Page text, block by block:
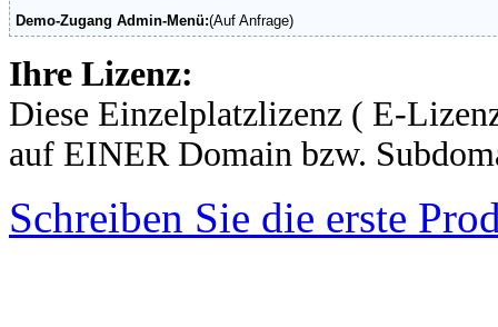
Demo-Zugang Admin-Menü:(Auf Anfrage)
Ihre Lizenz:
Diese Einzelplatzlizenz ( E-
auf EINER Domain bzw.
Schreiben Sie die erste